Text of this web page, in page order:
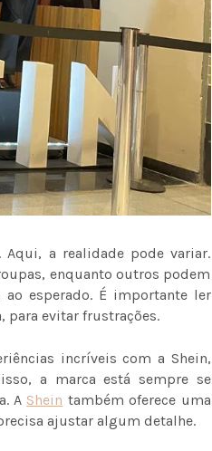
Aqui, a realidade pode variar.
enquanto outros podem
esperado. É importante ler
para evitar frustrações.
incríveis com a Shein,
a marca está sempre se
A Shein também oferece uma
ajustar algum detalhe.